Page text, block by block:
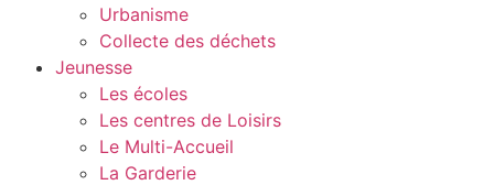
Urbanisme
Collecte des déchets
Jeunesse
Les écoles
Les centres de Loisirs
Le Multi-Accueil
La Garderie